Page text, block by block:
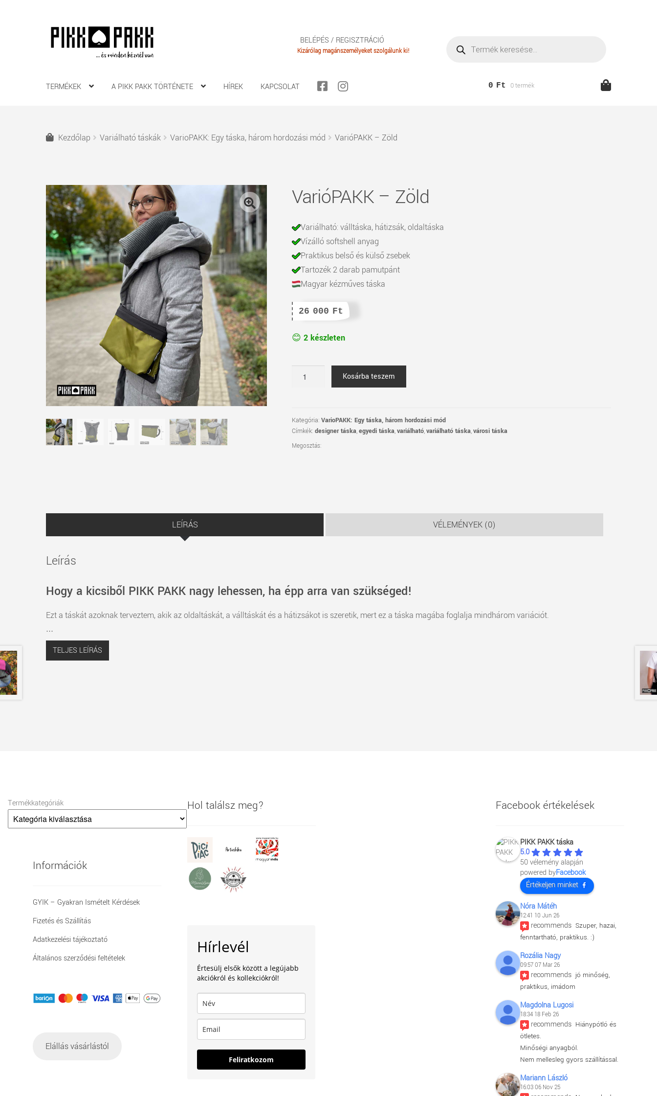
Ugrás
navigációhoz
Kilépés
tartalomba
BELÉPÉS / REGISZTRÁCIÓ
search
TERMÉKEK A PIKK PAKK TÖRTÉNETE HÍREK KAPCSOLAT 0 Ft 0 termék
Kezdőlap Variálható táskák VarioPAKK: Egy táska, három hordozási mód VarióPAKK – Zöld
🔍
VarióPAKK – Zöld
Variálható: válltáska, hátizsák, oldaltáska
Vízálló softshell anyag
Praktikus belső és külső zsebek
Tartozék 2 darab pamutpánt
Magyar kézműves táska
26 000 Ft
2 készleten
Kosárba teszem
Kategória: VarioPAKK: Egy táska, három hordozási mód
Címkék: designer táska,egyedi táska,variálható,variálható táska,városi táska
Megosztás:
LEÍRÁS VÉLEMÉNYEK (0)
Leírás
Hogy a kicsiből PIKK PAKK nagy lehessen, ha épp arra van szükséged!
Ezt a táskát azoknak terveztem, akik az oldaltáskát, a válltáskát és a hátizsákot is szeretik, mert ez a táska magába foglalja mindhárom variációt.
...
TELJES LEÍRÁS
Termékkategóriák
Információk
GYIK – Gyakran Ismételt Kérdések
Fizetés és Szállítás
Adatkezelési tájékoztató
Általános szerződési feltételek
Elállás vásárlástól
Hol találsz meg?
Hírlevél
Értesülj elsők között a legújabb
akciókról és kollekciókról!
Feliratkozom
Facebook értékelések
PIKK PAKK táska
5.0
50 vélemény alapján
powered byFacebook
Értékeljen minket
Nóra Mátéh
12:41 10 Jun 26
recommends Szuper, hazai,
fenntartható, praktikus. :)
Rozália Nagy
09:57 07 Mar 26
recommends jó minőség,
praktikus, imádom
Magdolna Lugosi
18:34 18 Feb 26
recommends Hiánypótló és
ötletes.
Minőségi anyagból.
Nem mellesleg gyors szállítással.
Mariann László
16:03 06 Nov 25